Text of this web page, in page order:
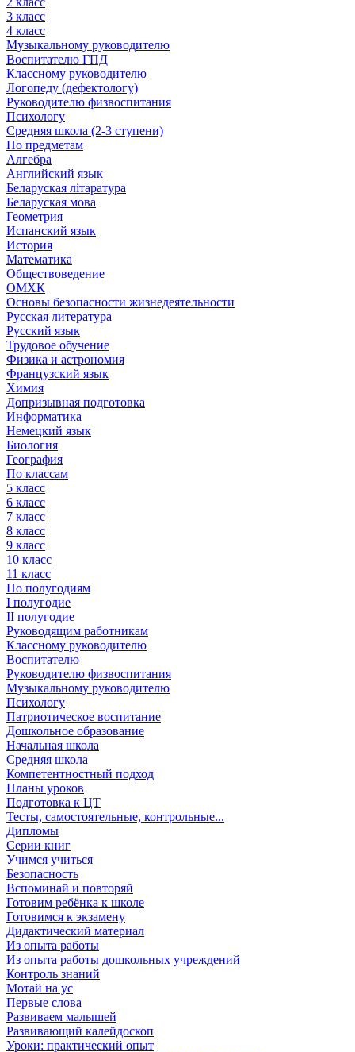
3 класс
4 класс
Музыкальному руководителю
Воспитателю ГПД
Классному руководителю
Логопеду (дефектологу)
Руководителю физвоспитания
Психологу
Средняя школа (2-3 ступени)
По предметам
Алгебра
Английский язык
Беларуская літаратура
Беларуская мова
Геометрия
Испанский язык
История
Математика
Обществоведение
ОМХК
Основы безопасности жизнедеятельности
Русская литература
Русский язык
Трудовое обучение
Физика и астрономия
Французский язык
Химия
Допризывная подготовка
Информатика
Немецкий язык
Биология
География
По классам
5 класс
6 класс
7 класс
8 класс
9 класс
10 класс
11 класс
По полугодиям
I полугодие
II полугодие
Руководящим работникам
Классному руководителю
Воспитателю
Руководителю физвоспитания
Музыкальному руководителю
Психологу
Патриотическое воспитание
Дошкольное образование
Начальная школа
Средняя школа
Компетентностный подход
Планы уроков
Подготовка к ЦТ
Тесты, самостоятельные, контрольные...
Дипломы
Серии книг
Учимся учиться
Безопасность
Вспоминай и повторяй
Готовим ребёнка к школе
Готовимся к экзамену
Дидактический материал
Из опыта работы
Из опыта работы дошкольных учреждений
Контроль знаний
Мотай на ус
Первые слова
Развиваем малышей
Развивающий калейдоскоп
Уроки: практический опыт